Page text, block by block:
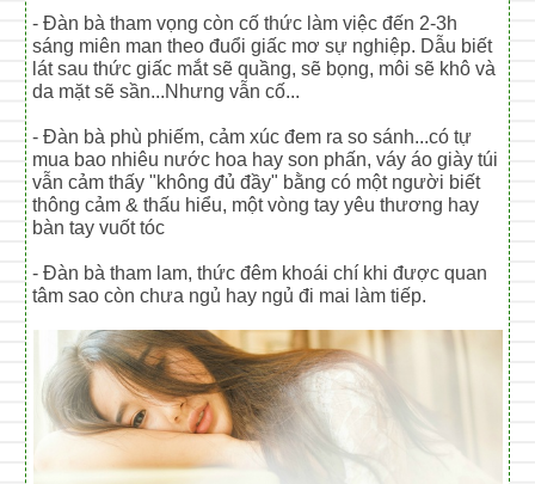
- Đàn bà tham vọng còn cố thức làm việc đến 2-3h
sáng miên man theo đuổi giấc mơ sự nghiệp. Dẫu biết
lát sau thức giấc mắt sẽ quầng, sẽ bọng, môi sẽ khô và
da mặt sẽ sần...Nhưng vẫn cố...
- Đàn bà phù phiếm, cảm xúc đem ra so sánh...có tự
mua bao nhiêu nước hoa hay son phấn, váy áo giày túi
vẫn cảm thấy "không đủ đầy" bằng có một người biết
thông cảm & thấu hiểu, một vòng tay yêu thương hay
bàn tay vuốt tóc
- Đàn bà tham lam, thức đêm khoái chí khi được quan
tâm sao còn chưa ngủ hay ngủ đi mai làm tiếp.